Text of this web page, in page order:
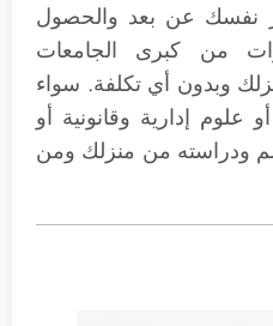
نفسك عن بعد والحصول
من كبرى الجامعات
وبدون أي تكلفة. سواء
إدارية وقانونية أو
ودراسته من منزلك ومن